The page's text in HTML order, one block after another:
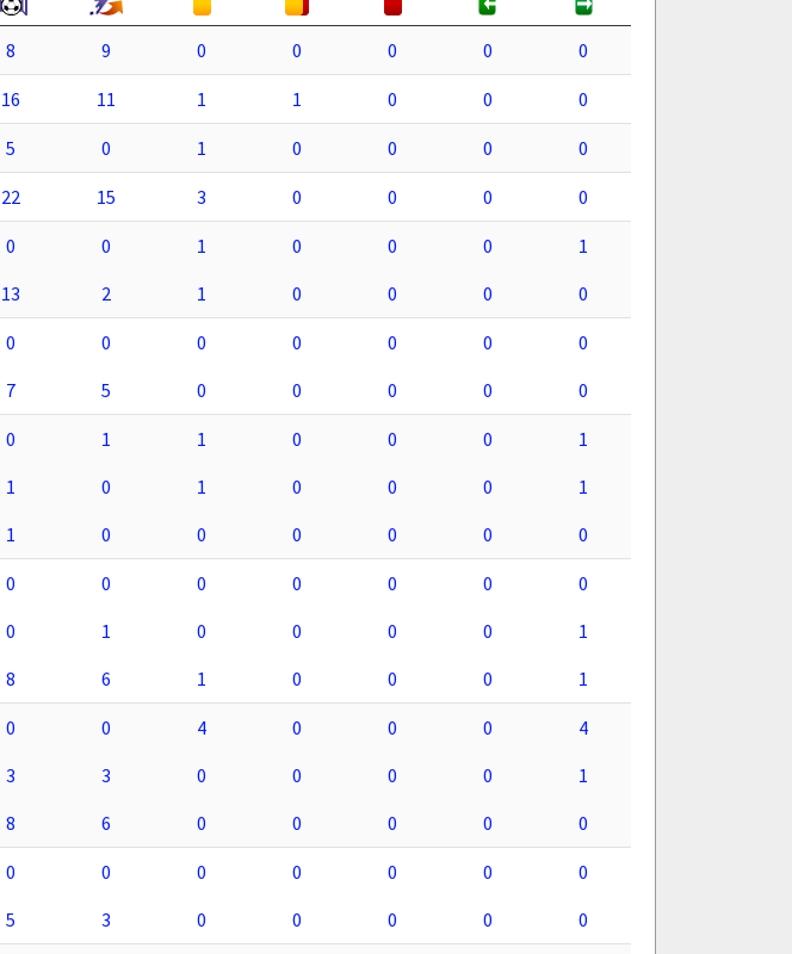
8 9 0 0 0 0 0
16 11 1 1 0 0 0
5 0 1 0 0 0 0
22 15 3 0 0 0 0
0 0 1 0 0 0
1
13 2 1 0 0 0 0
0 0 0 0 0 0
0
7 5 0 0 0 0 0
0 1 1 0 0 0
1
1 0 1 0 0 0
1
1 0 0 0 0 0 0
0 0 0 0 0 0
0
0 1 0 0 0 0
1
8 6 1 0 0 0 1
0 0 4 0 0 0
4
3 3 0 0 0 0
1
8 6 0 0 0 0 0
0 0 0 0 0 0
0
5 3 0 0 0 0 0